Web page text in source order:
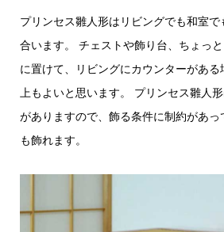
プリンセス雛人形はリビングでも和室
合います。 チェストや飾り台、ちょっ
に置けて、リビングにカウンターがあ
上もよいと思います。 プリンセス雛人
がありますので、飾る条件に制約があっ
も飾れます。